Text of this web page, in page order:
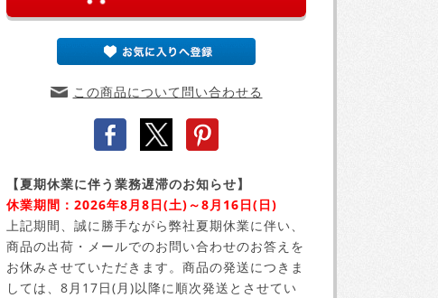
この商品について問い合わせる
【夏期休業に伴う業務遅滞のお知らせ】
休業期間：2026年8月8日(土)～8月16日(日)
上記期間、誠に勝手ながら弊社夏期休業に伴い、
商品の出荷・メールでのお問い合わせのお答えを
お休みさせていただきます。商品の発送につきま
しては、8月17日(月)以降に順次発送とさせてい